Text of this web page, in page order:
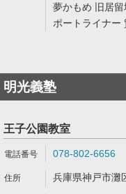
夢かもめ 旧居
ポートライナー
明光義塾
王子公園教室
078-802-6656
兵庫県神戸市灘